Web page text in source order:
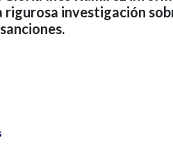
rigurosa investigación